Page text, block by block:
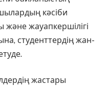
кәсіби
жауапкершілігі
студенттердің жан-
жастары